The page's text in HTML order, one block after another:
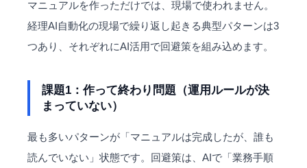
マニュアルを作っただけでは、現場で使われません。
経理AI自動化の現場で繰り返し起きる典型パターンは3
つあり、それぞれにAI活用で回避策を組み込めます。
課題1：作って終わり問題（運用ルールが決
まっていない）
最も多いパターンが「マニュアルは完成したが、誰も
読んでいない」状態です。回避策は、AIで「業務手順